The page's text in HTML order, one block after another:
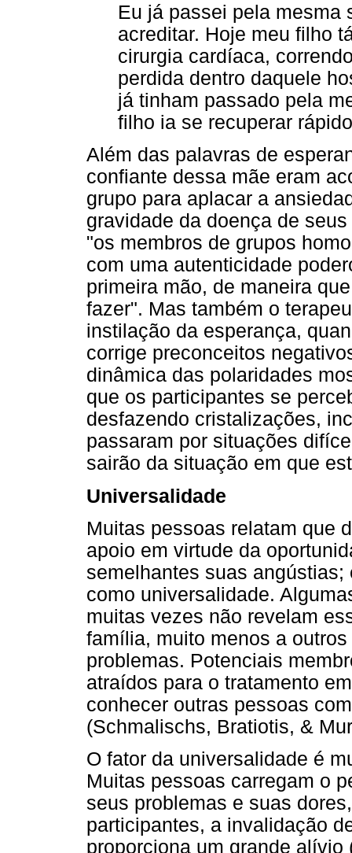
Eu já passei pela mesma
acreditar. Hoje meu filho
cirurgia cardíaca,
perdida dentro daquele
já tinham passado pela
filho ia se recuperar
Além das palavras de
confiante dessa mãe eram
grupo para aplacar a
gravidade da doença de
"os membros de grupos
com uma autenticidade
primeira mão, de maneira
fazer". Mas também o
instilação da esperança,
corrige preconceitos
dinâmica das polaridades
que os participantes se
desfazendo cristalizações,
passaram por situações
sairão da situação em que
Universalidade
Muitas pessoas relatam que
apoio em virtude da
semelhantes suas
como universalidade.
muitas vezes não revelam
família, muito menos a
problemas. Potenciais
atraídos para o tratamento
conhecer outras pessoas
(Schmalischs, Bratiotis, &
O fator da universalidade é
Muitas pessoas carregam o
seus problemas e suas
participantes, a invalidação
proporciona um grande